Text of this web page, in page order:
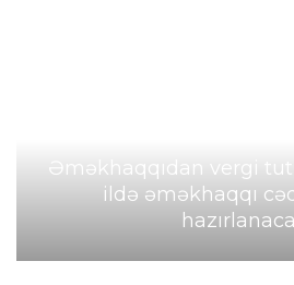
Əməkhaqqıdan vergi
ildə əməkhaqqı